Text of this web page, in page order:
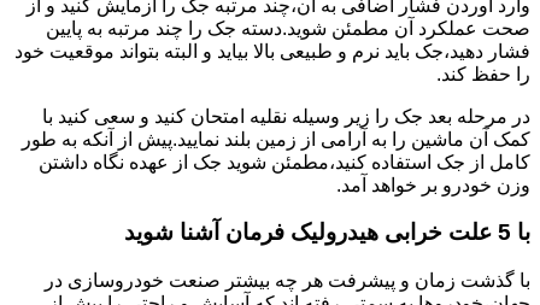
وارد آوردن فشار اضافی به آن،چند مرتبه جک را آزمایش کنید و از
صحت عملکرد آن مطمئن شوید.دسته جک را چند مرتبه به پایین
فشار دهید،جک باید نرم و طبیعی بالا بیاید و البته بتواند موقعیت خود
را حفظ کند.
در مرحله بعد جک را زیر وسیله نقلیه امتحان کنید و سعی کنید با
کمک آن ماشین را به آرامی از زمین بلند نمایید.پیش از آنکه به طور
کامل از جک استفاده کنید،مطمئن شوید جک از عهده نگاه داشتن
وزن خودرو بر خواهد آمد.
با 5 علت خرابی هیدرولیک فرمان آشنا شوید
با گذشت زمان و پیشرفت هر چه بیشتر صنعت خودروسازی در